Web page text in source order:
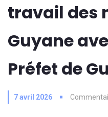
travail des
Guyane
Préfet de
7 avril 2026